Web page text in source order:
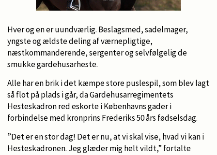
Hver og en er uundværlig. Beslagsmed, sadelmager,
yngste og ældste deling af værnepligtige,
næstkommanderende, sergenter og selvfølgelig de
smukke gardehusarheste.
Alle har en brik i det kæmpe store puslespil, som blev lagt
så flot på plads i går, da Gardehusarregimentets
Hesteskadron red eskorte i Københavns gader i
forbindelse med kronprins Frederiks 50 års fødselsdag.
”Det er en stor dag! Det er nu, at vi skal vise, hvad vi kan i
Hesteskadronen. Jeg glæder mig helt vildt,” fortalte